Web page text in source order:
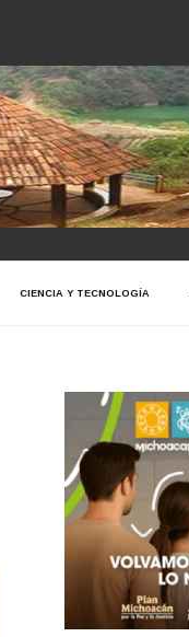
CIENCIA Y TECNOLOGÍA